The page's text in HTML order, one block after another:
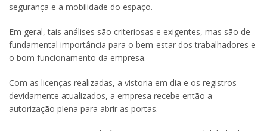
segurança e a mobilidade do espaço.
Em geral, tais análises são criteriosas e exigentes, mas são de
fundamental importância para o bem-estar dos trabalhadores e
o bom funcionamento da empresa.
Com as licenças realizadas, a vistoria em dia e os registros
devidamente atualizados, a empresa recebe então a
autorização plena para abrir as portas.